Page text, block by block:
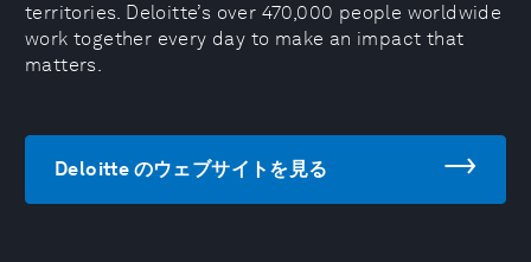
territories. Deloitte’s over 470,000 people worldwide
work together every day to make an impact that
matters.
Deloitte のウェブサイトを見る